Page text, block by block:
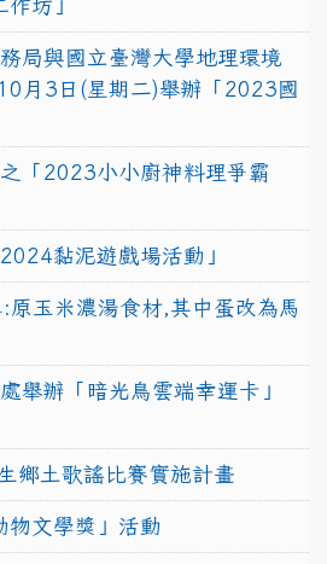
坊」
局與國立臺灣大學地理環境
月3日(星期二)舉辦「2023國
「2023小小廚神料理爭霸
黏泥遊戲場活動」
玉米濃湯食材,其中蛋改為馬
舉辦「暗光鳥雲端幸運卡」
鄉土歌謠比賽實施計畫
物文學獎」活動